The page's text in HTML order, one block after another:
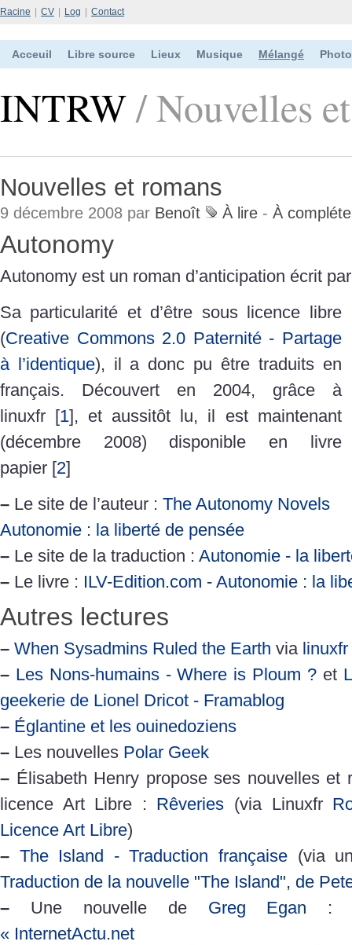
Racine CV Log Contact
Acceuil Libre source Lieux Musique Mélangé
INTRW/ Nouvelles
Nouvelles et romans
9 décembre 2008 par Benoît À lire - À
Autonomy
Autonomy est un roman d’anticipation écrit
Sa particularité et d’être sous licence libre
(Creative Commons 2.0 Paternité - Partage
à l’identique), il a donc pu être traduits en
français. Découvert en 2004, grâce à
linuxfr [1], et aussitôt lu, il est maintenant
(décembre 2008) disponible en livre
papier [2]
– Le site de l’auteur : The Autonomy Novels
Autonomie : la liberté de pensée
– Le site de la traduction : Autonomie - la
– Le livre : ILV-Edition.com - Autonomie : la
Autres lectures
– When Sysadmins Ruled the Earth via linuxfr
– Les Nons-humains - Where is Ploum ?et
geekerie de Lionel Dricot - Framablog
– Églantine et les ouinedoziens
– Les nouvelles Polar Geek
– Élisabeth Henry propose ses nouvelles et
licence Art Libre : Rêveries (via Linuxfr
Licence Art Libre)
– The Island - Traduction française (via
Traduction de la nouvelle "The Island", de
– Une nouvelle de Greg Egan :
« InternetActu.net